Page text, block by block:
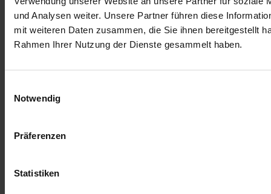
und Analysen weiter. Unsere Partner führen diese
mit weiteren Daten zusammen, die Sie ihnen bereitgestellt
Rahmen Ihrer Nutzung der Dienste gesammelt haben.
Notwendig
Präferenzen
Statistiken